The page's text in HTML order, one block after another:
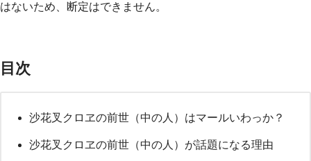
はないため、断定はできません。
目次
沙花叉クロヱの前世（中の人）はマールいわっか？
沙花叉クロヱの前世（中の人）が話題になる理由